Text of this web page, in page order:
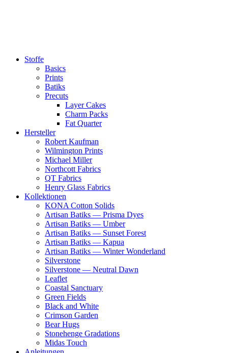
Stoffe
Basics
Prints
Batiks
Precuts
Layer Cakes
Charm Packs
Fat Quarter
Hersteller
Robert Kaufman
Wilmington Prints
Michael Miller
Northcott Fabrics
QT Fabrics
Henry Glass Fabrics
Kollektionen
KONA Cotton Solids
Artisan Batiks — Prisma Dyes
Artisan Batiks — Umber
Artisan Batiks — Sunset Forest
Artisan Batiks — Kapua
Artisan Batiks — Winter Wonderland
Silverstone
Silverstone — Neutral Dawn
Leaflet
Coastal Sanctuary
Green Fields
Black and White
Crimson Garden
Bear Hugs
Stonehenge Gradations
Midas Touch